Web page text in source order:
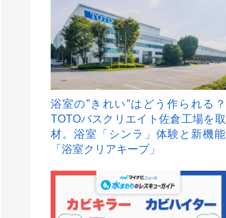
浴室の”きれい”はどう作られる？
TOTOバスクリエイト佐倉工場を取
材。浴室「シンラ」体験と新機能
「浴室クリアキープ」